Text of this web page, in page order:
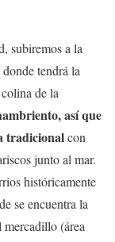
subiremos a la
donde tendrá la
de la
así que
tradicionalcon
junto al mar.
históricamente
se encuentra la
(área